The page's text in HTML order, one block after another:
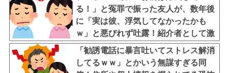
る！」と冤罪で振った友人が、数年後
に「実は彼、浮気してなかったかも
ｗ」と悪びれず吐露！紹介者として激
怒・・・
「勧誘電話に暴言吐いてストレス解消
してるｗｗ」とかいう無謀すぎる同